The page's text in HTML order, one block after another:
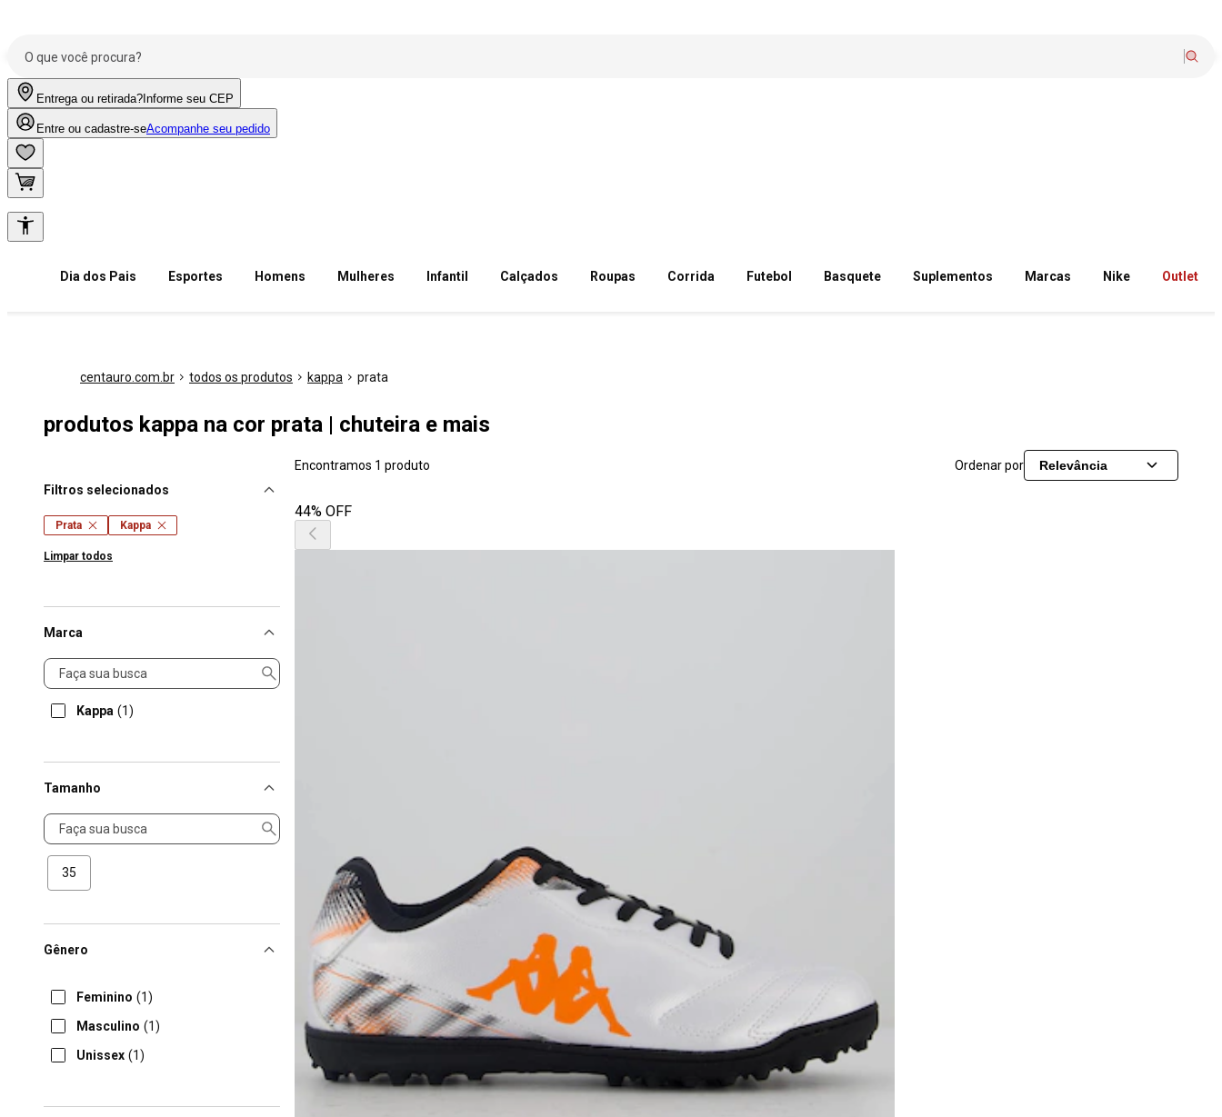
Entrega ou retirada? Informe seu CEP
Entre ou cadastre-seAcompanhe seu pedido
Dia dos Pais Esportes Homens Mulheres Infantil Calçados Roupas Corrida Futebol Basquete Suplementos Marcas Nike Outlet
centauro.com.br todos os produtos kappa prata
produtos kappa na cor prata | chuteira e mais
Filtros selecionados
Prata Kappa
Limpar todos
Marca
Marca
Kappa (1)
Tamanho
Tamanho
35
Gênero
Feminino (1)
Masculino (1)
Unissex (1)
Encontramos 1 produto Ordenar por Relevância
44% OFF